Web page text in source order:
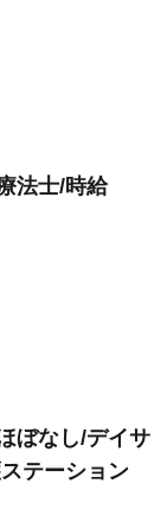
法士/時給
ぼなし/デイサ